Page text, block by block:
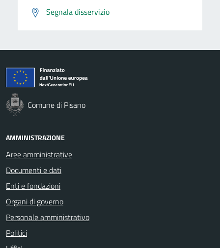
Segnala disservizio
Comune di Pisano
AMMINISTRAZIONE
Aree amministrative
Documenti e dati
Enti e fondazioni
Organi di governo
Personale amministrativo
Politici